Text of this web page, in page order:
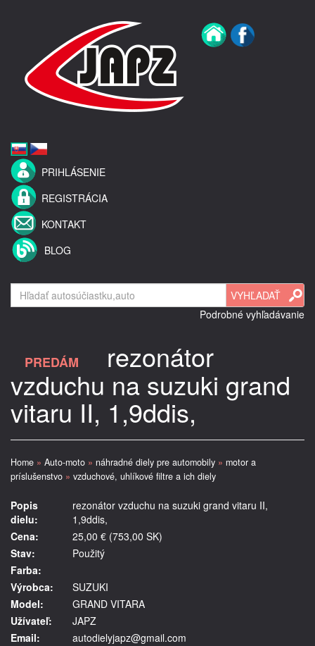
PRIHLÁSENIE
REGISTRÁCIA
KONTAKT
BLOG
Podrobné vyhľadávanie
PREDÁM rezonátor
vzduchu na suzuki grand
vitaru II, 1,9ddis,
Home » Auto-moto » náhradné diely pre automobily » motor a
príslušenstvo » vzduchové, uhlíkové filtre a ich diely
Popis
dielu:
rezonátor vzduchu na suzuki grand vitaru II,
1,9ddis,
Cena:
25,00 € (753,00 SK)
Stav:
Použitý
Farba:
Výrobca:
SUZUKI
Model:
GRAND VITARA
Užívateľ:
JAPZ
Email:
autodielyjapz@gmail.com